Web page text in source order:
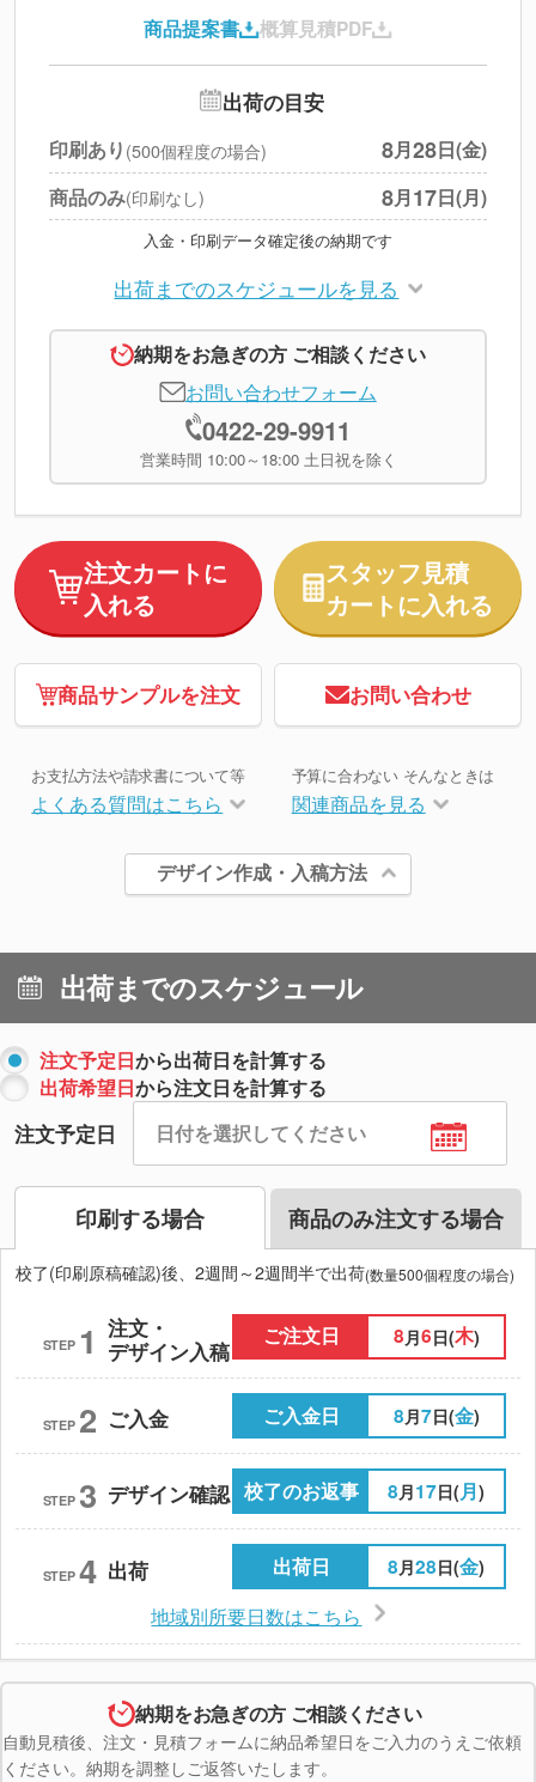
北海道・沖縄・離島 別途
円
※上記小計は税別です
商品提案書 概算見積PDF
出荷の目安
印刷あり (500個程度の場合) 8月28日(金)
商品のみ(印刷なし) 8月17日(月)
入金・印刷データ確定後の納期です
出荷までのスケジュールを見る
納期をお急ぎの方 ご相談ください
お問い合わせフォーム
0422-29-9911
営業時間 10:00～18:00 土日祝を除く
注文カートに
入れる
スタッフ見積
カートに入れる
商品サンプルを注文 お問い合わせ
お支払方法や請求書について等
よくある質問はこちら
予算に合わない そんなときは
関連商品を見る
デザイン作成・入稿方法
出荷までのスケジュール
注文予定日から出荷日を計算する
出荷希望日から注文日を計算する
注文予定日
印刷する場合 商品のみ注文する場合
校了(印刷原稿確認)後、2週間～2週間半で出荷(数量500個程度の場合)
STEP 1 注文・
デザイン入稿
ご注文日 8 月6日(木)
STEP 2 ご入金 ご入金日 8月7日(金)
STEP 3 デザイン確認 校了のお返事 8月17日(月)
STEP 4 出荷 出荷日 8月28日(金)
地域別所要日数はこちら
納期をお急ぎの方 ご相談ください
自動見積後、注文・見積フォームに納品希望日をご入力のうえご依頼
ください。納期を調整しご返答いたします。